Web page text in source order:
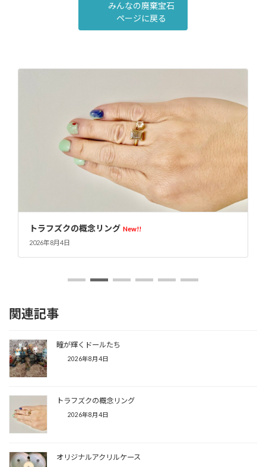
みんなの廃棄宝石
ページに戻る
トラフズクの概念リング New!!
2026年8月4日
関連記事
瞳が輝くドールたち
2026年8月4日
トラフズクの概念リング
2026年8月4日
オリジナルアクリルケース